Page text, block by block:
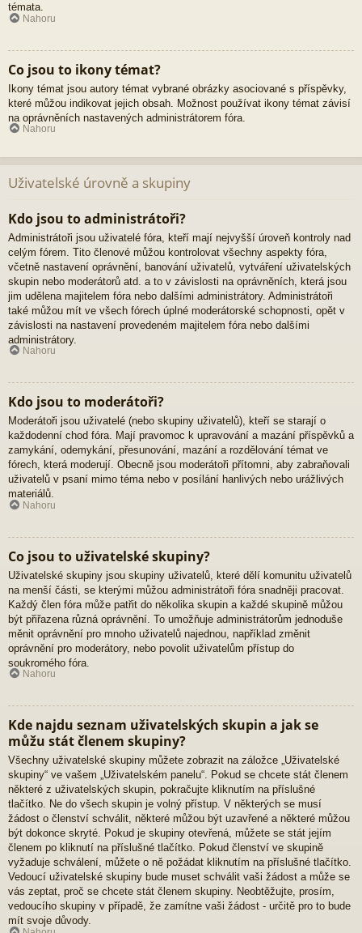
témata.
Nahoru
Co jsou to ikony témat?
Ikony témat jsou autory témat vybrané obrázky asociované s příspěvky,
které můžou indikovat jejich obsah. Možnost používat ikony témat závisí
na oprávněních nastavených administrátorem fóra.
Nahoru
Uživatelské úrovně a skupiny
Kdo jsou to administrátoři?
Administrátoři jsou uživatelé fóra, kteří mají nejvyšší úroveň kontroly nad
celým fórem. Tito členové můžou kontrolovat všechny aspekty fóra,
včetně nastavení oprávnění, banování uživatelů, vytváření uživatelských
skupin nebo moderátorů atd. a to v závislosti na oprávněních, která jsou
jim udělena majitelem fóra nebo dalšími administrátory. Administrátoři
také můžou mít ve všech fórech úplné moderátorské schopnosti, opět v
závislosti na nastavení provedeném majitelem fóra nebo dalšími
administrátory.
Nahoru
Kdo jsou to moderátoři?
Moderátoři jsou uživatelé (nebo skupiny uživatelů), kteří se starají o
každodenní chod fóra. Mají pravomoc k upravování a mazání příspěvků a
zamykání, odemykání, přesunování, mazání a rozdělování témat ve
fórech, která moderují. Obecně jsou moderátoři přítomni, aby zabraňovali
uživatelů v psaní mimo téma nebo v posílání hanlivých nebo urážlivých
materiálů.
Nahoru
Co jsou to uživatelské skupiny?
Uživatelské skupiny jsou skupiny uživatelů, které dělí komunitu uživatelů
na menší části, se kterými můžou administrátoři fóra snadněji pracovat.
Každý člen fóra může patřit do několika skupin a každé skupině můžou
být přiřazena různá oprávnění. To umožňuje administrátorům jednoduše
měnit oprávnění pro mnoho uživatelů najednou, například změnit
oprávnění pro moderátory, nebo povolit uživatelům přístup do
soukromého fóra.
Nahoru
Kde najdu seznam uživatelských skupin a jak se
můžu stát členem skupiny?
Všechny uživatelské skupiny můžete zobrazit na záložce „Uživatelské
skupiny“ ve vašem „Uživatelském panelu“. Pokud se chcete stát členem
některé z uživatelských skupin, pokračujte kliknutím na příslušné
tlačítko. Ne do všech skupin je volný přístup. V některých se musí
žádost o členství schválit, některé můžou být uzavřené a některé můžou
být dokonce skryté. Pokud je skupiny otevřená, můžete se stát jejím
členem po kliknutí na příslušné tlačítko. Pokud členství ve skupině
vyžaduje schválení, můžete o ně požádat kliknutím na příslušné tlačítko.
Vedoucí uživatelské skupiny bude muset schválit vaši žádost a může se
vás zeptat, proč se chcete stát členem skupiny. Neobtěžujte, prosím,
vedoucího skupiny v případě, že zamítne vaši žádost - určitě pro to bude
mít svoje důvody.